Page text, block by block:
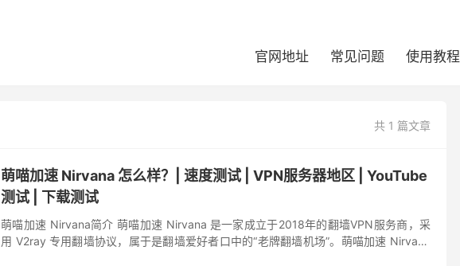
官网地址 常见问题 使用教程
共 1 篇文章
萌喵加速 Nirvana 怎么样？| 速度测试 | VPN服务器地区 | YouTube
测试 | 下载测试
萌喵加速 Nirvana简介 萌喵加速 Nirvana 是一家成立于2018年的翻墙VPN服务商，采
用 V2ray 专用翻墙协议，属于是翻墙爱好者口中的“老牌翻墙机场”。萌喵加速 Nirvana